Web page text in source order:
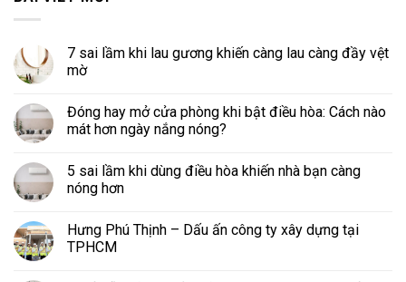
7 sai lầm khi lau gương khiến càng lau càng đầy vệt
mờ
Đóng hay mở cửa phòng khi bật điều hòa: Cách nào
mát hơn ngày nắng nóng?
5 sai lầm khi dùng điều hòa khiến nhà bạn càng
nóng hơn
Hưng Phú Thịnh – Dấu ấn công ty xây dựng tại
TPHCM